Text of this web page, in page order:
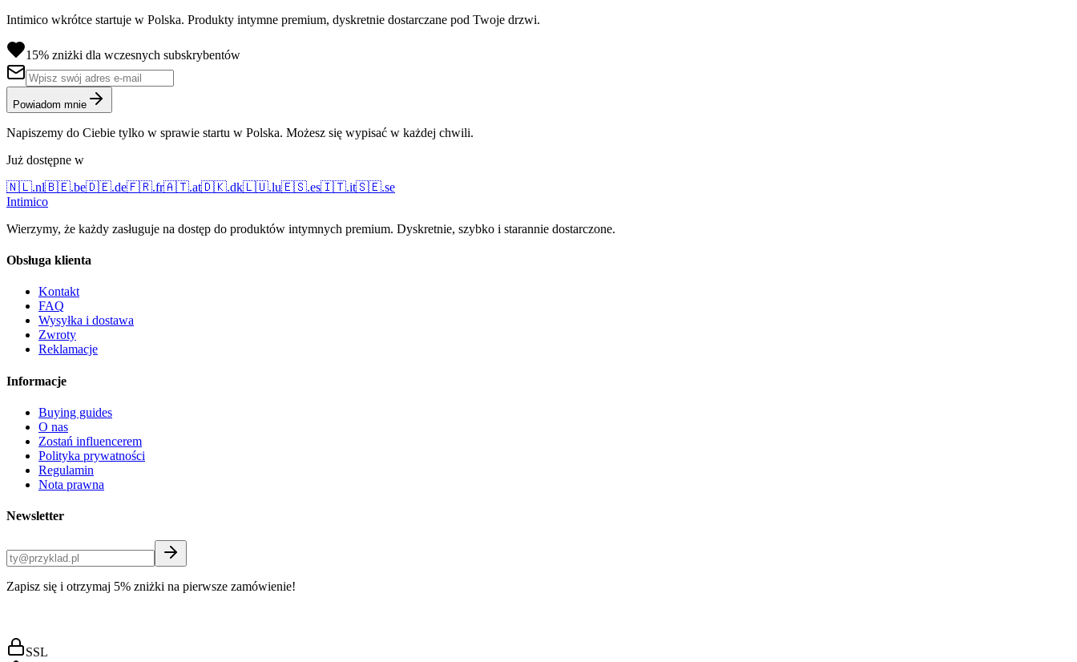
Intimico wkrótce startuje w Polska. Produkty intymne premium, dyskretnie dostarczane pod Twoje drzwi.
15% zniżki dla wczesnych subskrybentów
Powiadom mnie
Napiszemy do Ciebie tylko w sprawie startu w Polska. Możesz się wypisać w każdej chwili.
Już dostępne w
🇳🇱.nl🇧🇪.be🇩🇪.de🇫🇷.fr🇦🇹.at🇩🇰.dk🇱🇺.lu🇪🇸.es🇮🇹.it🇸🇪.se
Intimico
Wierzymy, że każdy zasługuje na dostęp do produktów intymnych premium. Dyskretnie, szybko i starannie dostarczone.
Obsługa klienta
Kontakt
FAQ
Wysyłka i dostawa
Zwroty
Reklamacje
Informacje
Buying guides
O nas
Zostań influencerem
Polityka prywatności
Regulamin
Nota prawna
Newsletter
Zapisz się i otrzymaj 5% zniżki na pierwsze zamówienie!
SSL